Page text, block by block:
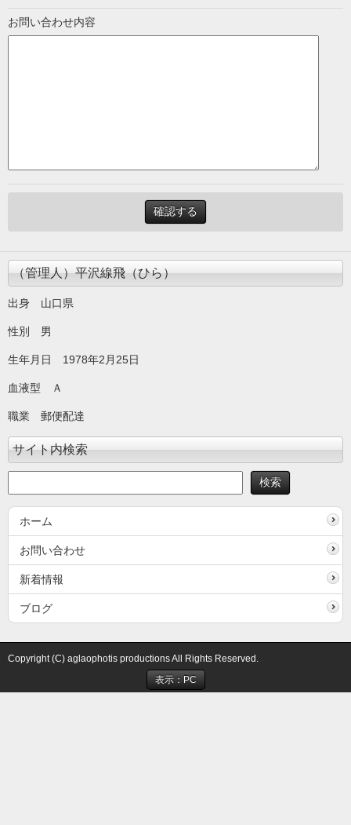
お問い合わせ内容
（管理人）平沢線飛（ひら）
出身 山口県
性別 男
生年月日 1978年2月25日
血液型 Ａ
職業 郵便配達
サイト内検索
ホーム
お問い合わせ
新着情報
ブログ
Copyright (C) aglaophotis productions All Rights Reserved.
表示：PC